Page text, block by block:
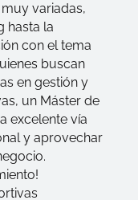
variadas,
hasta la
con el tema
buscan
en gestión y
un Máster de
excelente vía
y aprovechar